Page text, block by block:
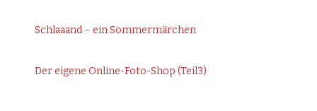
Schlaaand – ein Sommermärchen
Der eigene Online-Foto-Shop (Teil3)